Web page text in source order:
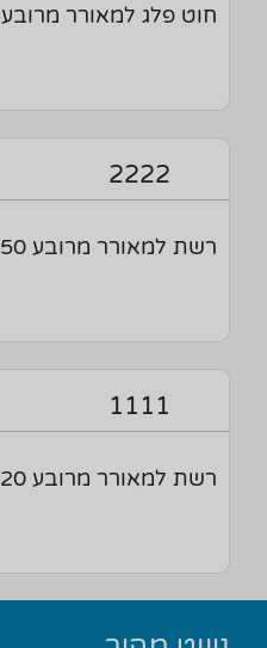
חוט פלג למאורר מרובע
2222
רשת למאורר מרובע 150X150
1111
רשת למאורר מרובע 120X120